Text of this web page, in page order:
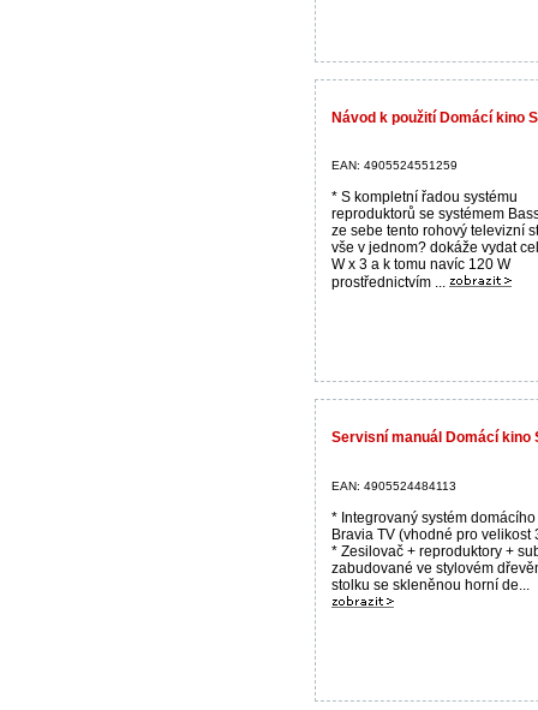
Návod k použití Domácí kino
EAN: 4905524551259
* S kompletní řadou systému
reproduktorů se systémem
ze sebe tento rohový televizní
vše v jednom? dokáže vydat
W x 3 a k tomu navíc 120 W
prostřednictvím ...
Servisní manuál Domácí kino
EAN: 4905524484113
* Integrovaný systém
Bravia TV (vhodné pro velikost
* Zesilovač + reproduktory +
zabudované ve stylovém
stolku se skleněnou horní de...